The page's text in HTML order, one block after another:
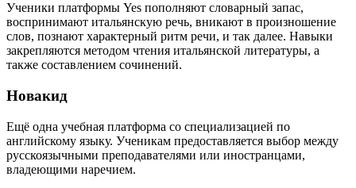
Ученики платформы Yes пополняют словарный запас,
воспринимают итальянскую речь, вникают в произношение
слов, познают характерный ритм речи, и так далее. Навыки
закрепляются методом чтения итальянской литературы, а
также составлением сочинений.
Новакид
Ещё одна учебная платформа со специализацией по
английскому языку. Ученикам предоставляется выбор между
русскоязычными преподавателями или иностранцами,
владеющими наречием.